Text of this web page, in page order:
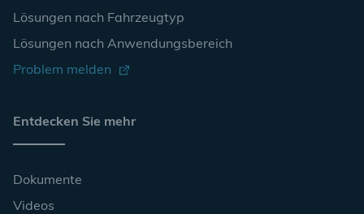
Lösungen nach Fahrzeugtyp
Lösungen nach Anwendungsbereich
Problem melden
Entdecken Sie mehr
Dokumente
Videos